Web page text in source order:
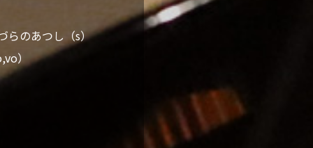
らのあつし（s）
）